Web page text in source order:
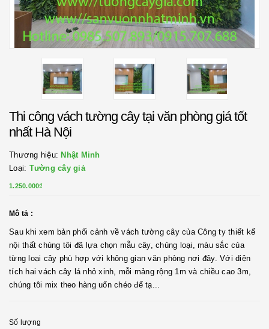
Thi công vách tường cây tại văn phòng giá tốt
nhất Hà Nội
Thương hiệu: Nhật Minh
Loại: Tường cây giả
1.250.000₫
Mô tả :
Sau khi xem bản phối cảnh về vách tường cây của Công ty thiết kế
nội thất chúng tôi đã lựa chọn mẫu cây, chủng loại, màu sắc của
từng loại cây phù hợp với không gian văn phòng nơi đây. Với diện
tích hai vách cây lá nhỏ xinh, mỗi mảng rộng 1m và chiều cao 3m,
chúng tôi mix theo hàng uốn chéo để tạ...
Số lượng